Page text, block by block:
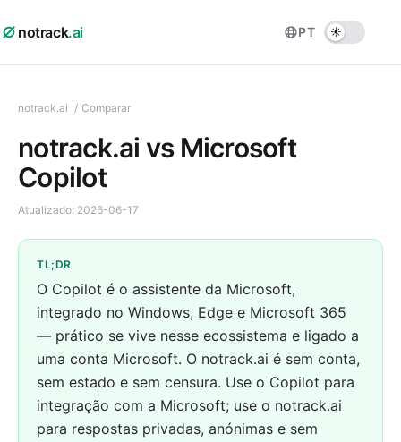
notrack.ai PT
notrack.ai / Comparar
notrack.ai vs Microsoft
Copilot
Atualizado: 2026-06-17
TL;DR
O Copilot é o assistente da Microsoft,
integrado no Windows, Edge e Microsoft 365
— prático se vive nesse ecossistema e ligado a
uma conta Microsoft. O notrack.ai é sem conta,
sem estado e sem censura. Use o Copilot para
integração com a Microsoft; use o notrack.ai
para respostas privadas, anónimas e sem